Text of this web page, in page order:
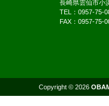
長崎県雲仙市小
TEL：0957-75-
FAX：0957-75-
Copyright © 2026